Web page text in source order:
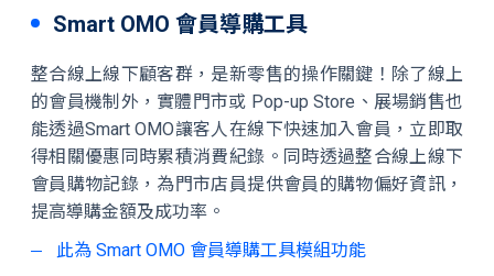
Smart OMO 會員導購工具
整合線上線下顧客群，是新零售的操作關鍵！除了線上
的會員機制外，實體門市或 Pop-up Store、展場銷售也
能透過Smart OMO讓客人在線下快速加入會員，立即取
得相關優惠同時累積消費紀錄。同時透過整合線上線下
會員購物記錄，為門市店員提供會員的購物偏好資訊，
提高導購金額及成功率。
此為 Smart OMO 會員導購工具模組功能